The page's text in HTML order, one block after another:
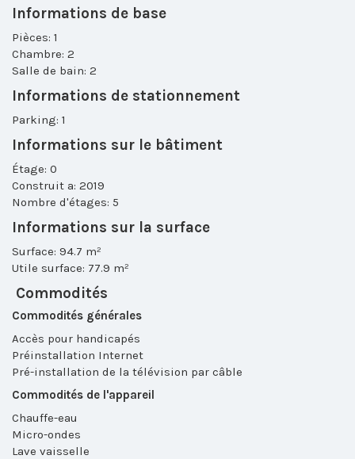
Informations de base
Pièces: 1
Chambre: 2
Salle de bain: 2
Informations de stationnement
Parking: 1
Informations sur le bâtiment
Étage: 0
Construit a: 2019
Nombre d'étages: 5
Informations sur la surface
Surface: 94.7 m²
Utile surface: 77.9 m²
Commodités
Commodités générales
Accès pour handicapés
Préinstallation Internet
Pré-installation de la télévision par câble
Commodités de l'appareil
Chauffe-eau
Micro-ondes
Lave vaisselle